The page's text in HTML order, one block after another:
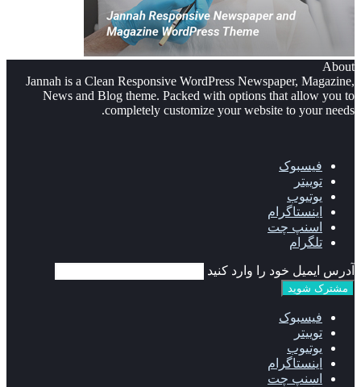
About
Jannah is a Clean Responsive WordPress Newspaper, Magazine,
News and Blog theme. Packed with options that allow you to
completely customize your website to your needs.
فیسبوک
توییتر
یوتیوب
اینستاگرام
اسنپ چت
تلگرام
آدرس ایمیل خود را وارد کنید
فیسبوک
توییتر
یوتیوب
اینستاگرام
اسنپ چت